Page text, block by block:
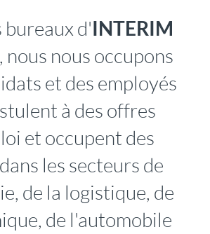
bureaux d'INTERIM
, nous nous occupons
et des employés
à des offres
et occupent des
les secteurs de
de la logistique, de
de l'automobile